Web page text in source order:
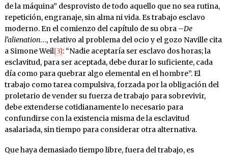
de la máquina” desprovisto de todo aquello que no sea rutina,
repetición, engranaje, sin alma ni vida. Es trabajo esclavo
moderno. En el comienzo del capítulo de su obra –De
l’alienation…, relativo al problema del ocio y el gozo Naville cita
a Simone Weil[3]: “Nadie aceptaría ser esclavo dos horas; la
esclavitud, para ser aceptada, debe durar lo suficiente, cada
día como para quebrar algo elemental en el hombre”. El
trabajo como tarea compulsiva, forzada por la obligación del
proletario de vender su fuerza de trabajo para sobrevivir,
debe extenderse cotidianamente lo necesario para
confundirse con la existencia misma de la esclavitud
asalariada, sin tiempo para considerar otra alternativa.
Que haya demasiado tiempo libre, fuera del trabajo, es